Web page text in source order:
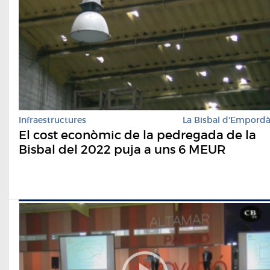
Infraestructures La Bisbal d'Empordà
El cost econòmic de la pedregada de la
Bisbal del 2022 puja a uns 6 MEUR